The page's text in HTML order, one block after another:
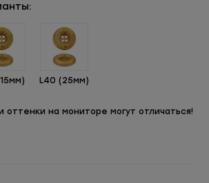
L40 (25мм)
на мониторе могут отличаться!